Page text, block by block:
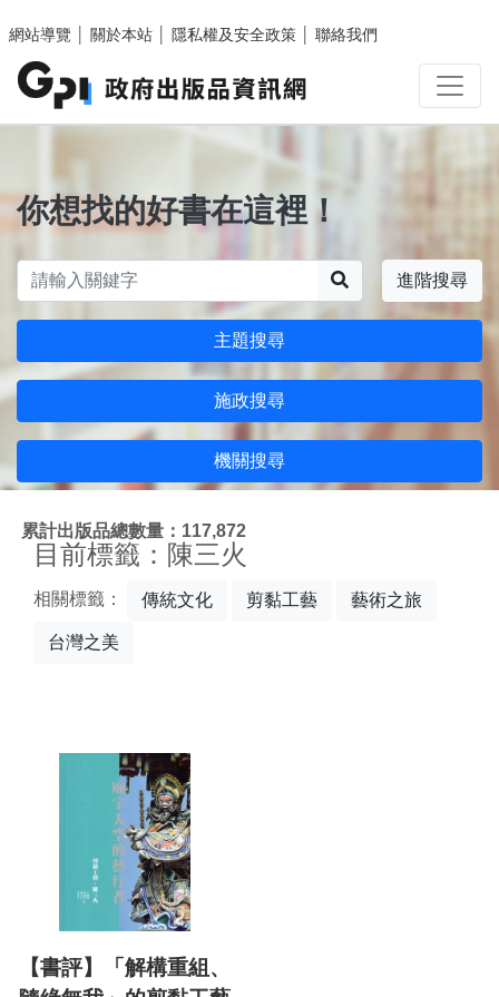
網站導覽
關於本站 隱私權及安全政策 聯絡我們
你想找的好書在這裡！
進階搜尋
主題搜尋
施政搜尋
機關搜尋
累計出版品總數量：117,872
目前標籤：陳三火
相關標籤： 傳統文化 剪黏工藝 藝術之旅
台灣之美
【書評】「解構重組、